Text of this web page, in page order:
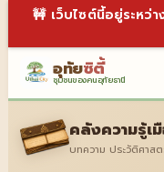
🚧 เว็บไซต์นี้อยู่ระห
อุทัยซิตี้
ชุมชนของคนอุทัยธานี
คลังความรู้เ
บทความ ประวัติศา